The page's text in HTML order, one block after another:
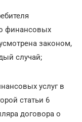
финансовых
законом,
случай;
услуг в
статьи 6
договора о